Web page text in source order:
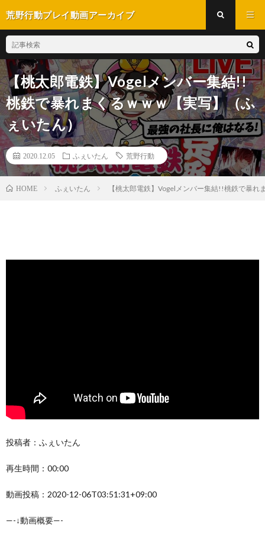
荒野行動プレイ動画アーカイブ
【桃太郎電鉄】Vogelメンバー集結!!
桃鉄で暴れまくるｗｗｗ【実写】（ふ
ぇいたん）
2020.12.05 ふぇいたん 荒野行動
HOME ふぇいたん 【桃太郎電鉄】Vogelメンバー集結!!桃鉄で暴
投稿者：ふぇいたん
再生時間：00:00
動画投稿：2020-12-06T03:51:31+09:00
—-↓動画概要—-